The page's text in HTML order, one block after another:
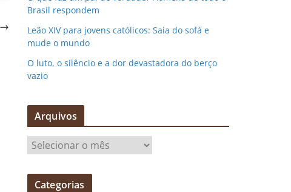
Brasil respondem
Leão XIV para jovens católicos: Saia do sofá e
mude o mundo
O luto, o silêncio e a dor devastadora do berço
vazio
Arquivos
r
q
Categorias